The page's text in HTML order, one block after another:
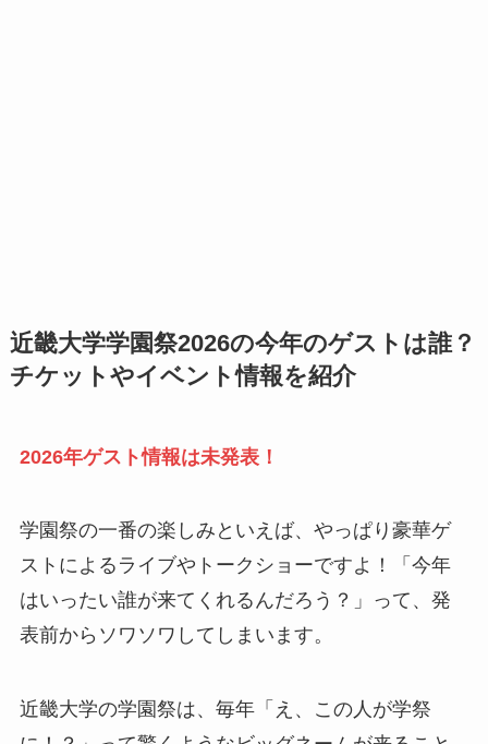
近畿大学学園祭2026の今年のゲストは誰？
チケットやイベント情報を紹介
2026年ゲスト情報は未発表！
学園祭の一番の楽しみといえば、やっぱり豪華ゲ
ストによるライブやトークショーですよ！「今年
はいったい誰が来てくれるんだろう？」って、発
表前からソワソワしてしまいます。
近畿大学の学園祭は、毎年「え、この人が学祭